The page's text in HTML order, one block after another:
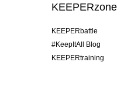
KEEPERzone
KEEPERbattle
#KeepItAll Blog
KEEPERtraining